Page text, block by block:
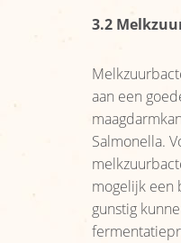
3.2
aan een
Salmonella.
mogelijk een
gunstig